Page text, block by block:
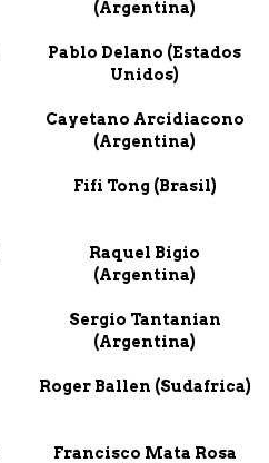
(Argentina)
Pablo Delano (Estados
Unidos)
Cayetano Arcidiacono
(Argentina)
Fifi Tong (Brasil)
Raquel Bigio
(Argentina)
Sergio Tantanian
(Argentina)
Roger Ballen (Sudafrica)
Francisco Mata Rosa